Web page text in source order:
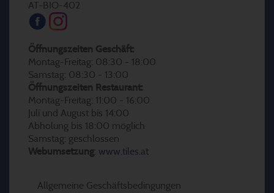
AT-BIO-402
Öffnungszeiten Geschäft:
Montag-Freitag: 08:30 - 18:00
Samstag: 08:30 - 13:00
Öffnungszeiten Restaurant:
Montag-Freitag: 11:00 - 16:00
Juli und August bis 14:00
Abholung bis 18:00 möglich
Samstag: geschlossen
Webumsetzung: www.tiles.at
Allgemeine Geschäftsbedingungen